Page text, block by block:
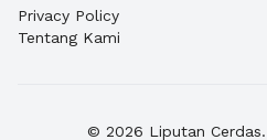
Privacy Policy
Tentang Kami
© 2026 Liputan